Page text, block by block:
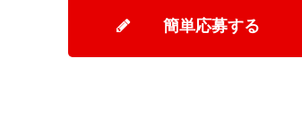
簡単応募する